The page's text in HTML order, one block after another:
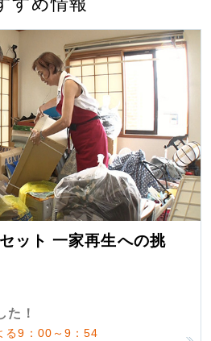
ット 一家再生への挑
た！
る9：00～9：54